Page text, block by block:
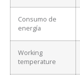
Consumo de
energía
Working
temperature